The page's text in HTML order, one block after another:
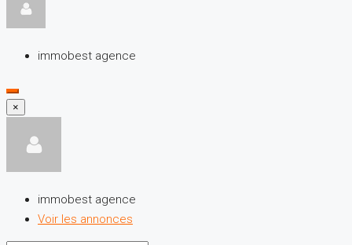
immobest agence
×
immobest agence
Voir les annonces